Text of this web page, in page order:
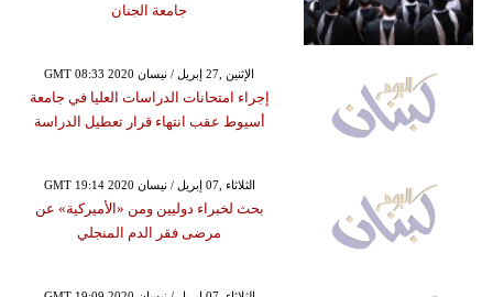
جامعة الجنان
GMT 08:33 2020 الإثنين ,27 إبريل / نيسان
إجراء امتحانات الدراسات العليا في جامعة
أسيوط عقب انتهاء قرار تعطيل الدراسة
GMT 19:14 2020 الثلاثاء ,07 إبريل / نيسان
بحث لخبراء دوليين ومن «الأميركية» عن
مرضى فقر الدم المنجلي